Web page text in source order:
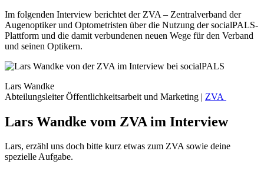
Im folgenden Interview berichtet der ZVA – Zentralverband der
Augenoptiker und Optometristen über die Nutzung der socialPALS-
Plattform und die damit verbundenen neuen Wege für den Verband
und seinen Optikern.
Lars Wandke
Abteilungsleiter Öffentlichkeitsarbeit und Marketing | ZVA
Lars Wandke vom ZVA im Interview
Lars, erzähl uns doch bitte kurz etwas zum ZVA sowie deine
spezielle Aufgabe.